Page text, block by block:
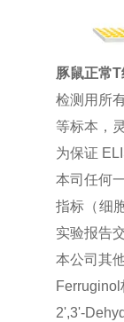
豚鼠正常
检测用所
等标本，
为保证
本司任何
指标（细
实验报告
本公司其
2',3'-